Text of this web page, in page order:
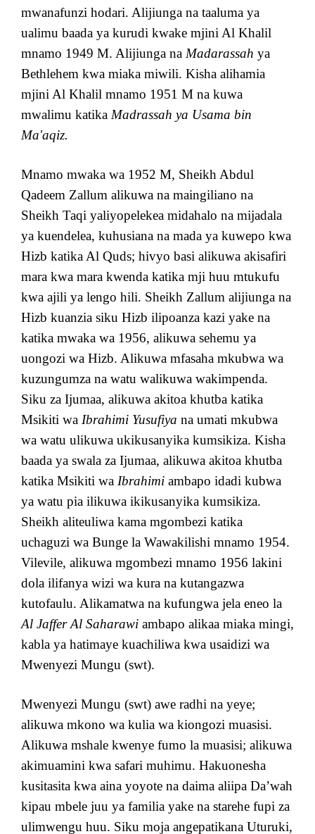
mwanafunzi hodari. Alijiunga na taaluma ya
ualimu baada ya kurudi kwake mjini Al Khalil
mnamo 1949 M. Alijiunga na Madarassah ya
Bethlehem kwa miaka miwili. Kisha alihamia
mjini Al Khalil mnamo 1951 M na kuwa
mwalimu katika Madrassah ya Usama bin
Ma'aqiz.
Mnamo mwaka wa 1952 M, Sheikh Abdul
Qadeem Zallum alikuwa na maingiliano na
Sheikh Taqi yaliyopelekea midahalo na mijadala
ya kuendelea, kuhusiana na mada ya kuwepo kwa
Hizb katika Al Quds; hivyo basi alikuwa akisafiri
mara kwa mara kwenda katika mji huu mtukufu
kwa ajili ya lengo hili. Sheikh Zallum alijiunga na
Hizb kuanzia siku Hizb ilipoanza kazi yake na
katika mwaka wa 1956, alikuwa sehemu ya
uongozi wa Hizb. Alikuwa mfasaha mkubwa wa
kuzungumza na watu walikuwa wakimpenda.
Siku za Ijumaa, alikuwa akitoa khutba katika
Msikiti wa Ibrahimi Yusufiya na umati mkubwa
wa watu ulikuwa ukikusanyika kumsikiza. Kisha
baada ya swala za Ijumaa, alikuwa akitoa khutba
katika Msikiti wa Ibrahimi ambapo idadi kubwa
ya watu pia ilikuwa ikikusanyika kumsikiza.
Sheikh aliteuliwa kama mgombezi katika
uchaguzi wa Bunge la Wawakilishi mnamo 1954.
Vilevile, alikuwa mgombezi mnamo 1956 lakini
dola ilifanya wizi wa kura na kutangazwa
kutofaulu. Alikamatwa na kufungwa jela eneo la
Al Jaffer Al Saharawi ambapo alikaa miaka mingi,
kabla ya hatimaye kuachiliwa kwa usaidizi wa
Mwenyezi Mungu (swt).
Mwenyezi Mungu (swt) awe radhi na yeye;
alikuwa mkono wa kulia wa kiongozi muasisi.
Alikuwa mshale kwenye fumo la muasisi; alikuwa
akimuamini kwa safari muhimu. Hakuonesha
kusitasita kwa aina yoyote na daima aliipa Da’wah
kipau mbele juu ya familia yake na starehe fupi za
ulimwengu huu. Siku moja angepatikana Uturuki,